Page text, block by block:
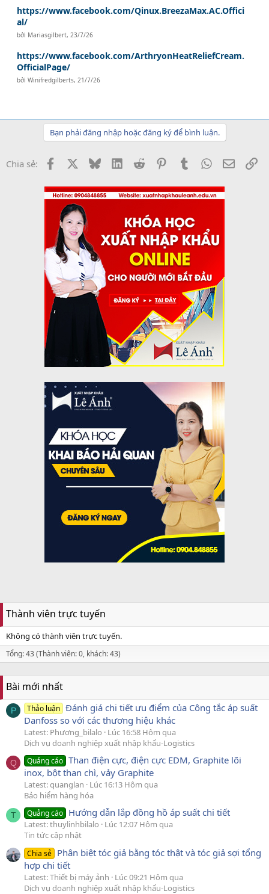
https://www.facebook.com/Qinux.BreezaMax.AC.Offici
al/
bởi Mariasgilbert, 23/7/26
https://www.facebook.com/ArthryonHeatReliefCream.
OfficialPage/
bởiWinifredgilberts, 21/7/26
Bạn phải đăng nhập hoặc đăng ký để bình luận.
Chia sẻ: Facebook BlueskyLinkedInReddit PinterestTumblrWhatsApp
Email
Thành viên trực tuyến
Không có thành viên trực tuyến.
Tổng: 43 (Thành viên: 0, khách: 43)
Bài mới nhất
P Thảo luận Đánh giá chi tiết ưu điểm của Công tắc áp suất
Danfoss so với các thương hiệu khác
Latest: Phương_bilalo
Lúc 16:58 Hôm qua
Dịch vụ doanh nghiệp xuất nhập khẩu-Logistics
Q Quảng cáo Than điện cực, điện cực EDM, Graphite lõi
inox, bột than chì, vảy Graphite
Latest: quanglan
Lúc 16:13 Hôm qua
Bảo hiểm hàng hóa
T Quảng cáo Hướng dẫn lắp đồng hồ áp suất chi tiết
Latest: thuylinhbilalo
Lúc 12:07 Hôm qua
Tin tức cập nhật
Chia sẻ Phân biệt tóc giả bằng tóc thật và tóc giả sợi tổng
hợp chi tiết
Latest: Thiết bị máy ảnh
Lúc 09:21 Hôm qua
Dịch vụ doanh nghiệp xuất nhập khẩu-Logistics